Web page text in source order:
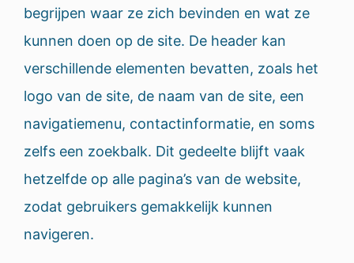
begrijpen waar ze zich bevinden en wat ze
kunnen doen op de site. De header kan
verschillende elementen bevatten, zoals het
logo van de site, de naam van de site, een
navigatiemenu, contactinformatie, en soms
zelfs een zoekbalk. Dit gedeelte blijft vaak
hetzelfde op alle pagina’s van de website,
zodat gebruikers gemakkelijk kunnen
navigeren.